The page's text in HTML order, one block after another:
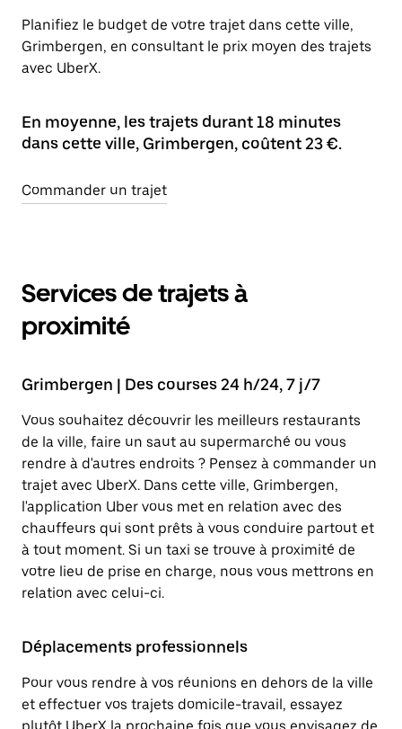
Planifiez le budget de votre trajet dans cette ville,
Grimbergen, en consultant le prix moyen des trajets
avec UberX.
En moyenne, les trajets durant 18 minutes
dans cette ville, Grimbergen, coûtent 23 €.
Commander un trajet
Services de trajets à
proximité
Grimbergen | Des courses 24 h/24, 7 j/7
Vous souhaitez découvrir les meilleurs restaurants
de la ville, faire un saut au supermarché ou vous
rendre à d'autres endroits ? Pensez à commander un
trajet avec UberX. Dans cette ville, Grimbergen,
l'application Uber vous met en relation avec des
chauffeurs qui sont prêts à vous conduire partout et
à tout moment. Si un taxi se trouve à proximité de
votre lieu de prise en charge, nous vous mettrons en
relation avec celui-ci.
Déplacements professionnels
Pour vous rendre à vos réunions en dehors de la ville
et effectuer vos trajets domicile-travail, essayez